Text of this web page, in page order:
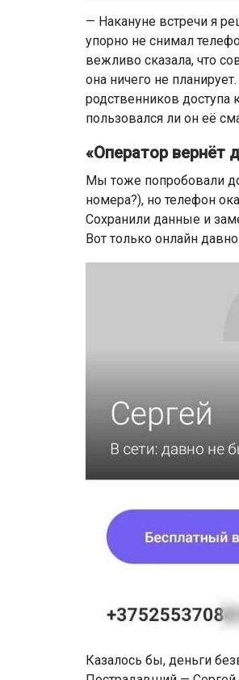
— Накануне встречи я
упорно не снимал
вежливо сказала, что
она ничего не
родственников доступа
пользовался ли он её
«Оператор вернёт
Мы тоже попробовали
номера?), но телефон
Сохранили данные и
Вот только онлайн
Казалось бы, деньги